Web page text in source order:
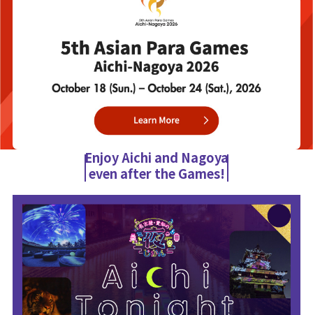
Enjoy Aichi and Nagoya
even after the Games!